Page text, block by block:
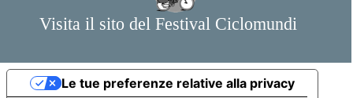
Le tue preferenze relative alla privacy